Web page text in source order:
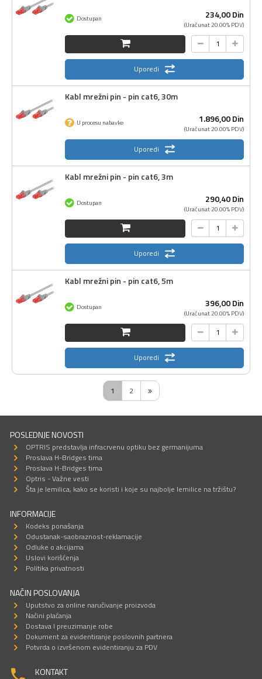
234,00Din
(Uračunat 20.00% PDV)
Dostupan
Uporedi
Kabl mrežni pin - pin cat6, 30m
1.896,00Din
(Uračunat 20.00% PDV)
U procesu nabavke
Uporedi
Kabl mrežni pin - pin cat6, 3m
290,40Din
(Uračunat 20.00% PDV)
Dostupan
Uporedi
Kabl mrežni pin - pin cat6, 5m
396,00Din
(Uračunat 20.00% PDV)
Dostupan
Uporedi
1 2
POSLEDNJE NOVOSTI
OPTRIS predstavlja infracrvenu optiku bez germanijuma
Proslava H-Bridges tima
Proslava H-Bridges tima
Optris - Važne vesti
Šta je lemilica, kako se koristi i koje su najbolje lemilice na tržištu?
INFORMACIJE
Kodeks ponašanja
Odustanak-saobraznost-reklamacije
Odluke o akcijama
Uslovi korišćenja
Politika privatnosti
NAČIN POSLOVANJA
Uputstvo za online naručivanje proizvoda
Načini plaćanja
Dostava I preuzimanje robe
Dokument za evidentiranje poslovnih partnera
Potvrda o izvršenom evidentiranju za PDV
KONTAKT